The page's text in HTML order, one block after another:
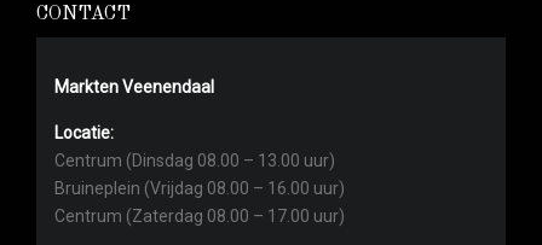
CONTACT
Markten Veenendaal
Locatie:
Centrum (Dinsdag 08.00 – 13.00 uur)
Bruineplein (Vrijdag 08.00 – 16.00 uur)
Centrum (Zaterdag 08.00 – 17.00 uur)